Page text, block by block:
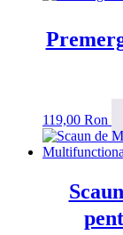
119,00 Ron